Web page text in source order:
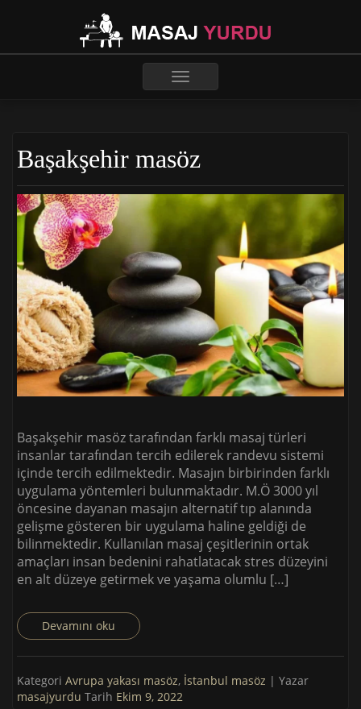
Toggle
Başakşehir masöz
Başakşehir masöz tarafından farklı masaj türleri
insanlar tarafından tercih edilerek randevu sistemi
içinde tercih edilmektedir. Masajın birbirinden farklı
uygulama yöntemleri bulunmaktadır. M.Ö 3000 yıl
öncesine dayanan masajın alternatif tıp alanında
gelişme gösteren bir uygulama haline geldiği de
bilinmektedir. Kullanılan masaj çeşitlerinin ortak
amaçları insan bedenini rahatlatacak stres düzeyini
en alt düzeye getirmek ve yaşama olumlu […]
Devamını oku
Kategori Avrupa yakası masöz, İstanbul masöz | Yazar
masajyurdu Tarih Ekim 9, 2022